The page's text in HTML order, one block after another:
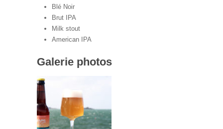
Blé Noir
Brut IPA
Milk stout
American IPA
Galerie photos